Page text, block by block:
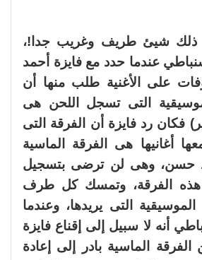
ذلك شيئ طريف وغريب جدا!،
عندما حدد مع فايزة أحمد
على الأغنية طلب منها أن
التى تسجل اللحن هى
فكان رد فايزة أن الفرقة التى
أغانيها هى الفرقة الماسية
حسن، وهى لن ترضى بتسجيل
هذه الفرقة، وتمسك كل طرف
التى يريدها، وعندما
أنه لا سبيل إلى إقناع فايزة
الفرقة الماسية بادر إلى إعادة